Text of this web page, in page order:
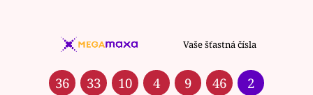
Vaše šťastná čísla
36 33 10 4 9 46 2